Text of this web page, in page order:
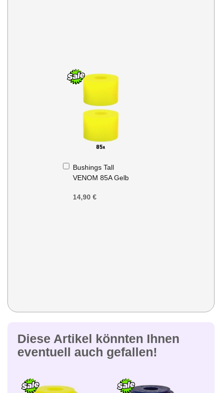
Bushings Tall
VENOM 85A Gelb
14,90 €
In
den
Warenkorb
Diese Artikel könnten Ihnen
eventuell auch gefallen!